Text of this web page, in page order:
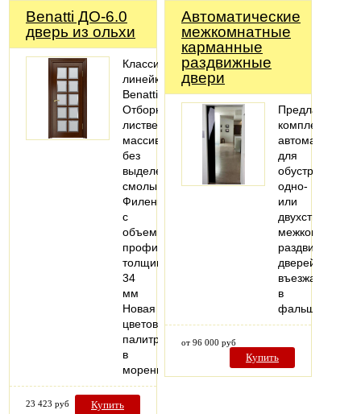
Benatti ДО-6.0
дверь из ольхи
Классическая
линейка
Benatti
Отборный
лиственный
массив
без
выделения
смолы
Филенка
с
объемным
профилем
толщиной
34
мм
Новая
цветовая
палитра
в
морении…
23 423 руб Купить
Автоматические
межкомнатные
карманные
раздвижные
двери
Предлагаем
комплекты
автоматики
для
обустройства
одно-
или
двухстворчатых
межкомнатных
раздвижных
дверей,
въезжающих
в
фальшстену..
от 96 000 руб
Купить